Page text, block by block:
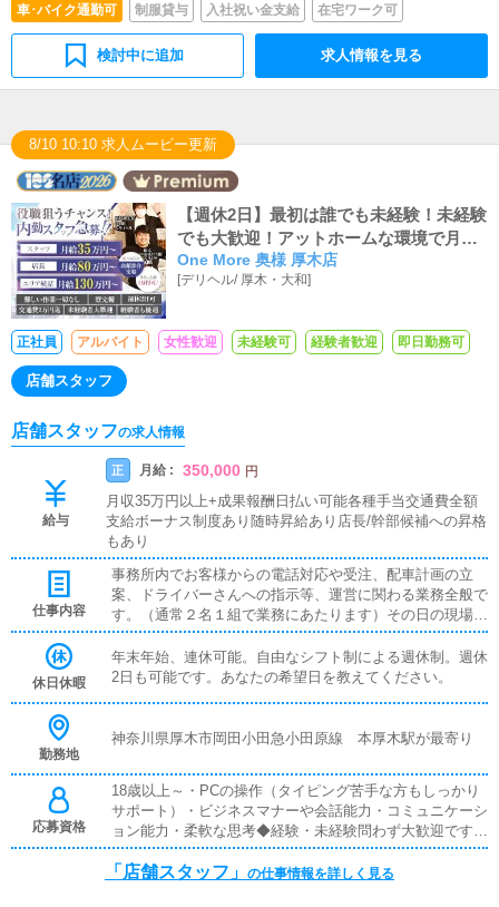
車･バイク通勤可
制服貸与 入社祝い金支給 在宅ワーク可
検討中に追加 求人情報を見る
8/10 10:10 求人ムービー更新
【週休2日】最初は誰でも未経験！未経験
でも大歓迎！アットホームな環境で月収3
5万スタート！！！
One More 奥様 厚木店
[デリヘル/ 厚木・大和]
正社員 アルバイト 女性歓迎 未経験可 経験者歓迎 即日勤務可
店舗スタッフ
店舗スタッフの求人情報
給与
正 月給 : 350,000 円
月収35万円以上+成果報酬日払い可能各種手当交通費全額
支給ボーナス制度あり随時昇給あり店長/幹部候補への昇格
もあり
仕事内容
事務所内でお客様からの電話対応や受注、配車計画の立
案、ドライバーさんへの指示等、運営に関わる業務全般で
す。（通常２名１組で業務にあたります）その日の現場総
監督として、お客様からの電話で受注を行い、PCメール
でドライバーさんへ指示を出し、受注スケジュール・配車
計画をリアルタイムの状況を判断しながら行い、的確に現
一切ありません）受注からドライバー指示まで一気通貫に
フが動くため、面白く非常にやりがいがあります。
休日休暇
年末年始、連休可能。自由なシフト制による週休制。週休
2日も可能です。あなたの希望日を教えてください。
勤務地
神奈川県厚木市岡田小田急小田原線 本厚木駅が最寄り
応募資格
18歳以上～・PCの操作（タイピング苦手な方もしっかり
サポート）・ビジネスマナーや会話能力・コミュニケーシ
ョン能力・柔軟な思考◆経験・未経験問わず大歓迎です◆
PCを使える方（使ったことがあるという程度で大丈夫で
す）◆エクセルなどの標準的な業務ソフトが使えること
「店舗スタッフ」 の仕事情報を詳しく見る